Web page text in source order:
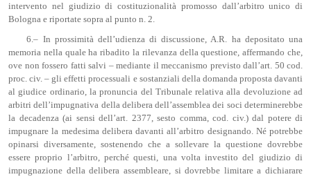
intervento nel giudizio di costituzionalità promosso dall’arbitro unico di
Bologna e riportate sopra al punto n. 2.
6.– In prossimità dell’udienza di discussione, A.R. ha depositato una
memoria nella quale ha ribadito la rilevanza della questione, affermando che,
ove non fossero fatti salvi – mediante il meccanismo previsto dall’art. 50 cod.
proc. civ. – gli effetti processuali e sostanziali della domanda proposta davanti
al giudice ordinario, la pronuncia del Tribunale relativa alla devoluzione ad
arbitri dell’impugnativa della delibera dell’assemblea dei soci determinerebbe
la decadenza (ai sensi dell’art. 2377, sesto comma, cod. civ.) dal potere di
impugnare la medesima delibera davanti all’arbitro designando. Né potrebbe
opinarsi diversamente, sostenendo che a sollevare la questione dovrebbe
essere proprio l’arbitro, perché questi, una volta investito del giudizio di
impugnazione della delibera assembleare, si dovrebbe limitare a dichiarare